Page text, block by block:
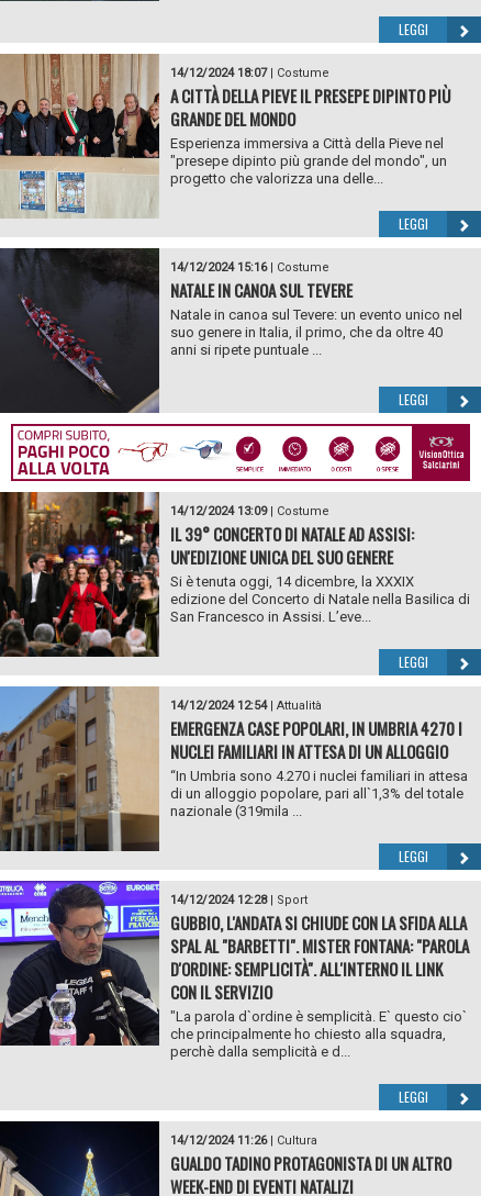
LEGGI
14/12/2024 18:07| Costume
A CITTÀ DELLA PIEVE IL PRESEPE DIPINTO PIÙ
GRANDE DEL MONDO
Esperienza immersiva a Città della Pieve nel
"presepe dipinto più grande del mondo", un
progetto che valorizza una delle...
LEGGI
14/12/2024 15:16| Costume
NATALE IN CANOA SUL TEVERE
Natale in canoa sul Tevere: un evento unico nel
suo genere in Italia, il primo, che da oltre 40
anni si ripete puntuale ...
LEGGI
14/12/2024 13:09| Costume
IL 39° CONCERTO DI NATALE AD ASSISI:
UN'EDIZIONE UNICA DEL SUO GENERE
Si è tenuta oggi, 14 dicembre, la XXXIX
edizione del Concerto di Natale nella Basilica di
San Francesco in Assisi. L’eve...
LEGGI
14/12/2024 12:54| Attualità
EMERGENZA CASE POPOLARI, IN UMBRIA 4270 I
NUCLEI FAMILIARI IN ATTESA DI UN ALLOGGIO
“In Umbria sono 4.270 i nuclei familiari in attesa
di un alloggio popolare, pari all`1,3% del totale
nazionale (319mila ...
LEGGI
14/12/2024 12:28| Sport
GUBBIO, L'ANDATA SI CHIUDE CON LA SFIDA ALLA
SPAL AL "BARBETTI". MISTER FONTANA: "PAROLA
D'ORDINE: SEMPLICITÀ". ALL'INTERNO IL LINK
CON IL SERVIZIO
"La parola d`ordine è semplicità. E` questo cio`
che principalmente ho chiesto alla squadra,
perchè dalla semplicità e d...
LEGGI
14/12/2024 11:26| Cultura
GUALDO TADINO PROTAGONISTA DI UN ALTRO
WEEK-END DI EVENTI NATALIZI